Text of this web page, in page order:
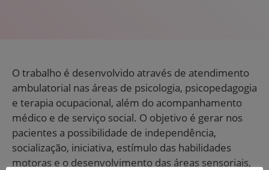
O trabalho é desenvolvido através de atendimento
ambulatorial nas áreas de psicologia, psicopedagogia
e terapia ocupacional, além do acompanhamento
médico e de serviço social. O objetivo é gerar nos
pacientes a possibilidade de independência,
socialização, iniciativa, estímulo das habilidades
motoras e o desenvolvimento das áreas sensoriais,